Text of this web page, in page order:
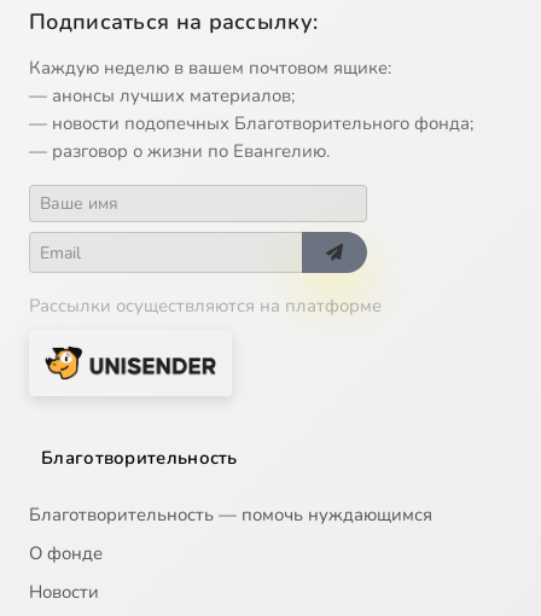
Подписаться на рассылку:
Каждую неделю в вашем почтовом ящике:
— анонсы лучших материалов;
— новости подопечных Благотворительного фонда;
— разговор о жизни по Евангелию.
Рассылки осуществляются на платформе
Благотворительность
Благотворительность — помочь нуждающимся
О фонде
Новости